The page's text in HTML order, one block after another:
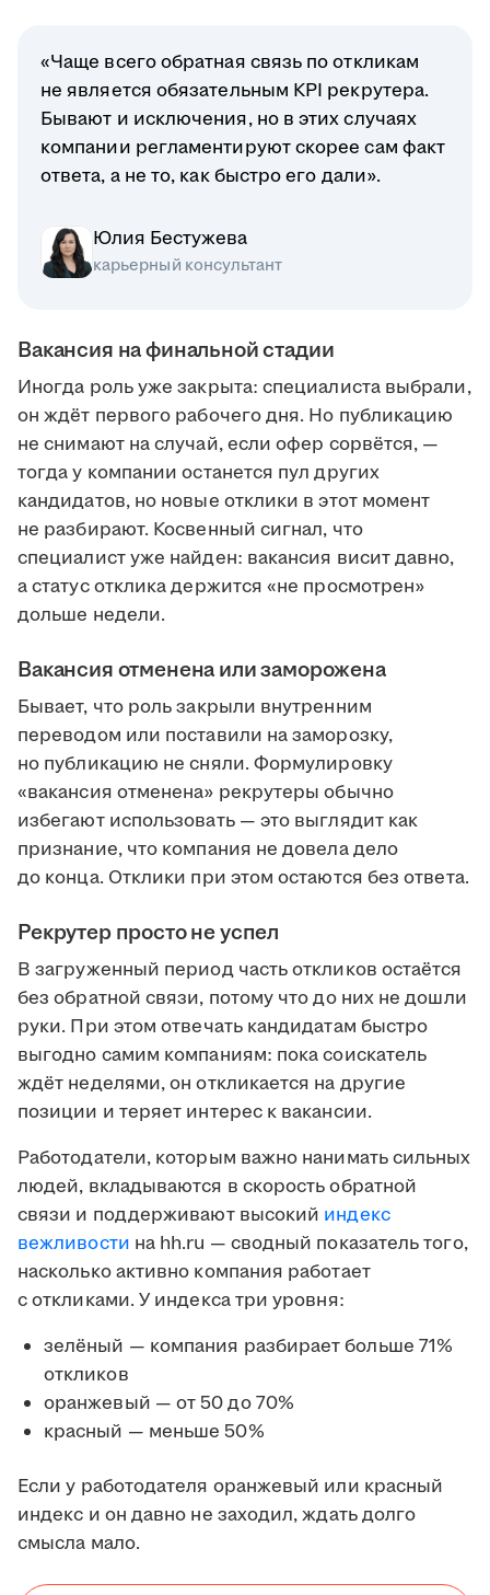
«Чаще всего обратная связь по откликам
не является обязательным KPI рекрутера.
Бывают и исключения, но в этих случаях
компании регламентируют скорее сам факт
ответа, а не то, как быстро его дали».
Юлия Бестужева
карьерный консультант
Вакансия на финальной стадии
Иногда роль уже закрыта: специалиста выбрали,
он ждёт первого рабочего дня. Но публикацию
не снимают на случай, если офер сорвётся, —
тогда у компании останется пул других
кандидатов, но новые отклики в этот момент
не разбирают. Косвенный сигнал, что
специалист уже найден: вакансия висит давно,
а статус отклика держится «не просмотрен»
дольше недели.
Вакансия отменена или заморожена
Бывает, что роль закрыли внутренним
переводом или поставили на заморозку,
но публикацию не сняли. Формулировку
«вакансия отменена» рекрутеры обычно
избегают использовать — это выглядит как
признание, что компания не довела дело
до конца. Отклики при этом остаются без ответа.
Рекрутер просто не успел
В загруженный период часть откликов остаётся
без обратной связи, потому что до них не дошли
руки. При этом отвечать кандидатам быстро
выгодно самим компаниям: пока соискатель
ждёт неделями, он откликается на другие
позиции и теряет интерес к вакансии.
Работодатели, которым важно нанимать сильных
людей, вкладываются в скорость обратной
связи и поддерживают высокий индекс
вежливости на hh.ru — сводный показатель того,
насколько активно компания работает
с откликами. У индекса три уровня:
зелёный — компания разбирает больше 71%
откликов
оранжевый — от 50 до 70%
красный — меньше 50%
Если у работодателя оранжевый или красный
индекс и он давно не заходил, ждать долго
смысла мало.